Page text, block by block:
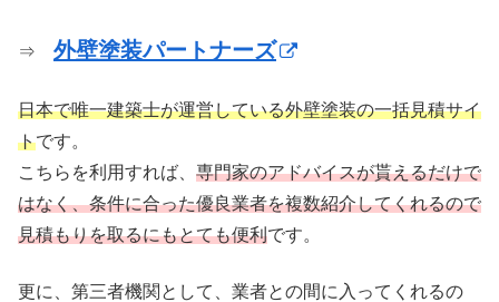
⇒ 外壁塗装パートナーズ
日本で唯一建築士が運営している外壁塗装の一括見積サイ
トです。
こちらを利用すれば、 専門家のアドバイスが貰えるだけで
はなく、条件に合った優良業者を複数紹介してくれるので
見積もりを取るにもとても便利です。
更に、第三者機関として、業者との間に入ってくれるの